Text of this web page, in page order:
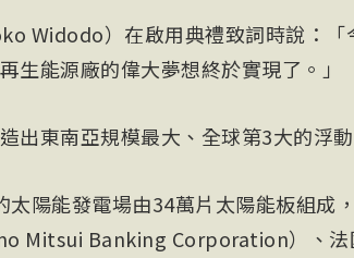
Widodo）在啟用典禮致詞時說：「
生能源廠的偉大夢想終於實現了。」
出東南亞規模最大、全球第3大的浮動
太陽能發電場由34萬片太陽能板組成
Mitsui Banking Corporation）、法